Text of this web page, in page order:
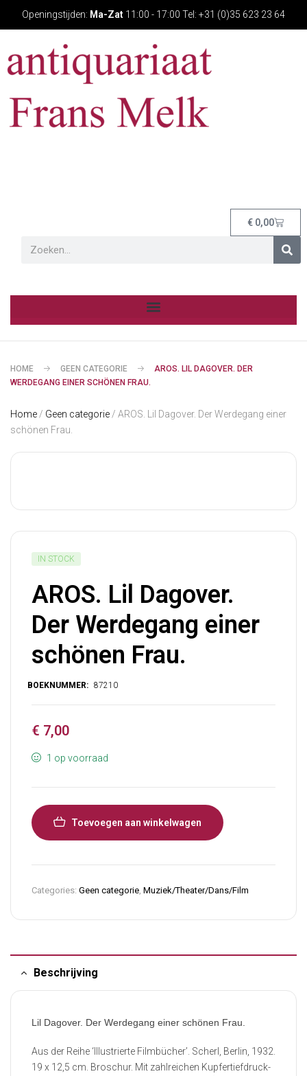
Openingstijden: Ma-Zat 11:00 - 17:00 Tel: +31 (0)35 623 23 64
€ 0,00
HOME GEEN CATEGORIE
AROS. LIL DAGOVER. DER
WERDEGANG EINER SCHÖNEN FRAU.
Home / Geen categorie / AROS. Lil Dagover. Der Werdegang einer
schönen Frau.
IN STOCK
AROS. Lil Dagover.
Der Werdegang einer
schönen Frau.
€ 7,00
1 op voorraad
Toevoegen aan winkelwagen
Categories: Geen categorie Muziek/Theater/Dans/Film
Beschrijving
Lil Dagover. Der Werdegang einer schönen Frau.
Aus der Reihe ‘Illustrierte Filmbücher’. Scherl, Berlin, 1932.
19 x 12,5 cm. Broschur. Mit zahlreichen Kupfertiefdruck-